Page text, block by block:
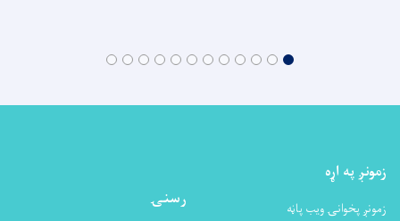
زمونږ په اړه
زمونږ پخوانۍ ویب پاڼه
رسنۍ